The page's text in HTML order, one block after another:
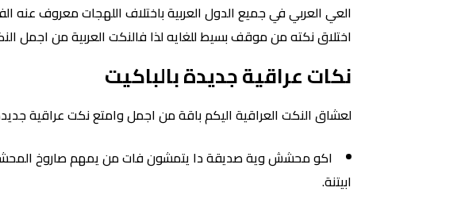
العي العربي في جميع الدول العربية باختلاف اللهجات معروف
اختلاق نكته من موقف بسيط للغايه لذا فالنكت العربية من اجمل
نكات عراقية جديدة بالباكيت
لعشاق النكت العراقية اليكم باقة من اجمل وامتع نكت عراقية
اكو محشش وية صديقة دا يتمشون فات من يمهم صاروخ المحشش
ابيتنة.